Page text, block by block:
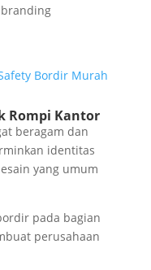
Bordir Murah
Rompi Kantor
beragam dan
identitas
yang umum
pada bagian
perusahaan